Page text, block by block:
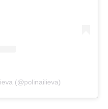
(@polinailieva)